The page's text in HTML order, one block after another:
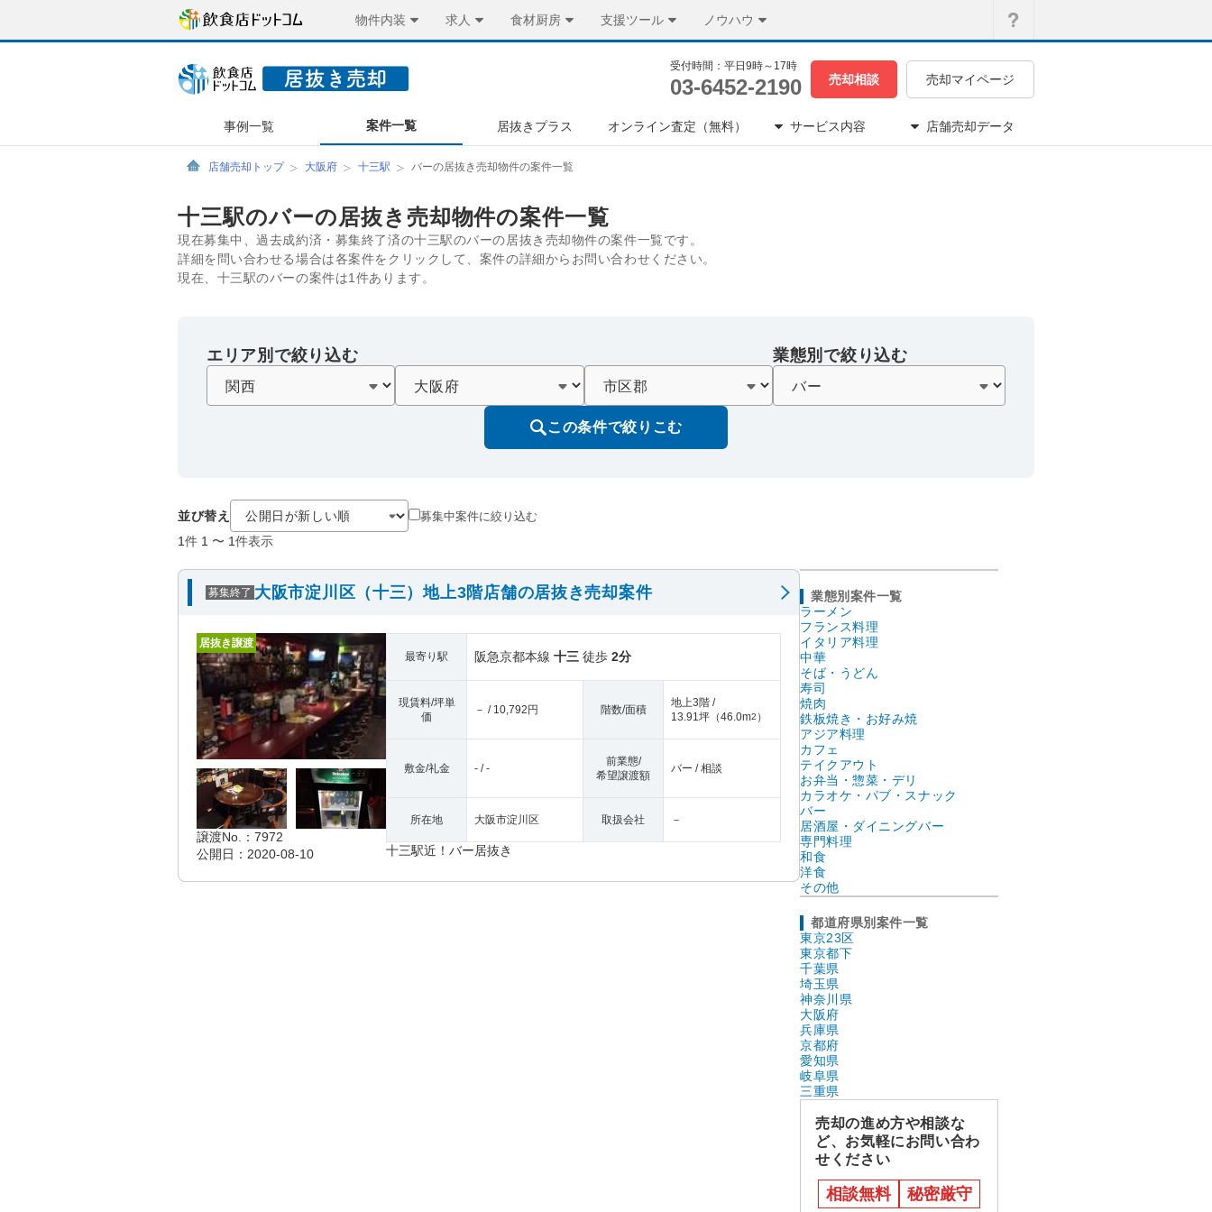
物件内装 求人 食材厨房 支援ツール ノウハウ
受付時間：平日9時～17時
03-6452-2190 売却相談 売却マイページ
事例一覧 案件一覧 居抜きプラス オンライン査定（無料） サービス内容 店舗売却データ
店舗売却トップ 大阪府 十三駅 バーの居抜き売却物件の案件一覧
十三駅のバーの居抜き売却物件の案件一覧
現在募集中、過去成約済・募集終了済の十三駅のバーの居抜き売却物件の案件一覧です。
詳細を問い合わせる場合は各案件をクリックして、案件の詳細からお問い合わせください。
現在、十三駅のバーの案件は1件あります。
エリア別で絞り込む 業態別で絞り込む
この条件で絞りこむ
並び替え 募集中案件に絞り込む
1件 1 〜 1件表示
募集終了 大阪市淀川区（十三）地上3階店舗の居抜き売却案件
居抜き譲渡
譲渡No.：7972
公開日：2020-08-10
最寄り駅 阪急京都本線 十三 徒歩 2分
現賃料/坪単
価
－ / 10,792円 階数/面積
地上3階 /
13.91坪 （46.0m2 ）
敷金/礼金 - / -
前業態/
希望譲渡額
バー / 相談
所在地 大阪市淀川区 取扱会社 －
十三駅近！バー居抜き
業態別案件一覧
ラーメン
フランス料理
イタリア料理
中華
そば・うどん
寿司
焼肉
鉄板焼き・お好み焼
アジア料理
カフェ
テイクアウト
お弁当・惣菜・デリ
カラオケ・パブ・スナック
バー
居酒屋・ダイニングバー
専門料理
和食
洋食
その他
都道府県別案件一覧
東京23区
東京都下
千葉県
埼玉県
神奈川県
大阪府
兵庫県
京都府
愛知県
岐阜県
三重県
売却の進め方や相談な
ど、お気軽にお問い合わ
せください
相談無料 秘密厳守